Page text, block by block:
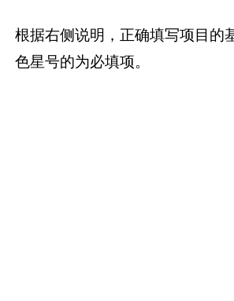
根据右侧说明，正确填写项目的
色星号的为必填项。